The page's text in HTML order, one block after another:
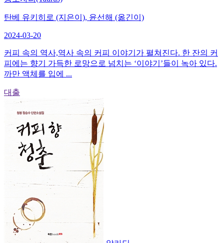
탄베 유키히로 (지은이), 윤선해 (옮긴이)
2024-03-20
커피 속의 역사,역사 속의 커피 이야기가 펼쳐진다. 한 잔의 커
피에는 향기 가득한 로망으로 넘치는 ‘이야기’들이 녹아 있다.
까만 액체를 입에 ...
대출